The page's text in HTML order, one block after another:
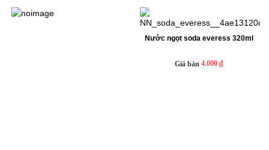
Nước ngọt soda everess 320ml
Giá bán 4.000 ₫